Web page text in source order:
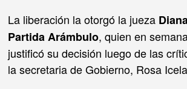
La liberación la otorgó la jueza
Partida Arámbulo, quien en
justificó su decisión luego de las
la secretaria de Gobierno, Rosa